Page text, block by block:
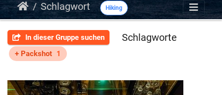
Schlagwort Hiking
In dieser Gruppe suchen Schlagworte
+ Packshot 1